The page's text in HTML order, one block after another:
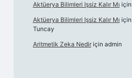
Aktüerya Bilimleri Işsiz Kalır Mı için
Aktüerya Bilimleri Işsiz Kalır Mı için
Tuncay
Aritmetik Zeka Nediriçin admin